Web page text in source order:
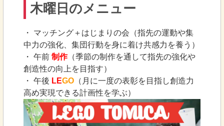
木曜日のメニュー
・ マッチング＋はじまりの会（指先の運動や集
中力の強化、集団行動を身に着け共感力を養う）
・ 午前 制作（季節の制作を通して指先の強化や
創造性の向上を目指す）
・ 午後 LEGO （月に一度の表彰を目指し創造力
高め実現できる計画性を学ぶ）